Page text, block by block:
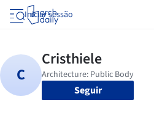
Iniciar sessão
Seguir